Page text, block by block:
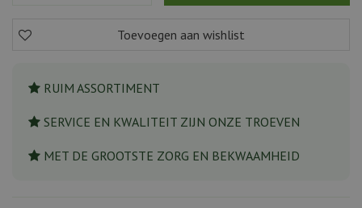
RUIM ASSORTIMENT
SERVICE EN KWALITEIT ZIJN ONZE TROEVEN
MET DE GROOTSTE ZORG EN BEKWAAMHEID